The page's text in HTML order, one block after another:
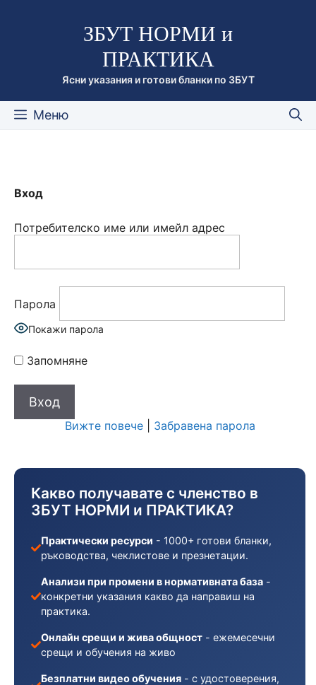
съдържаниетоЗБУТ НОРМИ и
ПРАКТИКА
Ясни указания и готови бланки по ЗБУТ
Меню
Вход
Потребителско име или имейл адрес
Парола
Покажи парола
Запомняне
Вижте повече| Забравена парола
Какво получавате с членство в
ЗБУТ НОРМИ и ПРАКТИКА?
Практически ресурси - 1000+ готови бланки,
ръководства, чеклистове и презнетации.
Анализи при промени в нормативната база -
конкретни указания какво да направиш на
практика.
Онлайн срещи и жива общност - ежемесечни
срещи и обучения на живо
Безплатни видео обучения - с удостоверения,